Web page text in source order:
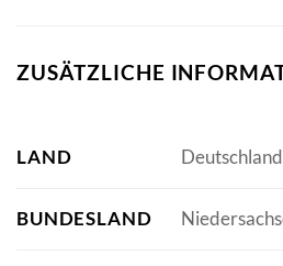
ZUSÄTZLICHE
LAND Deutschland
BUNDESLAND